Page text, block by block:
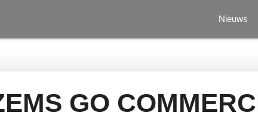
Nieuws
GO